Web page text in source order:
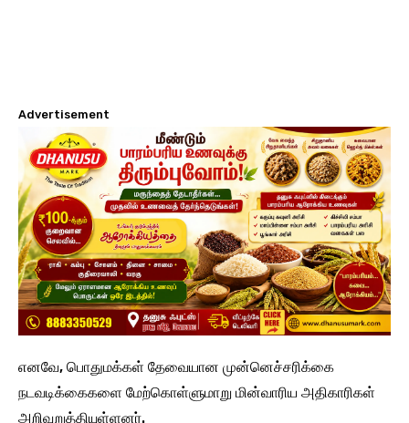
Advertisement
எனவே, பொதுமக்கள் தேவையான முன்னெச்சரிக்கை
நடவடிக்கைகளை மேற்கொள்ளுமாறு மின்வாரிய அதிகாரிகள்
அறிவுறுத்தியுள்ளனர்.